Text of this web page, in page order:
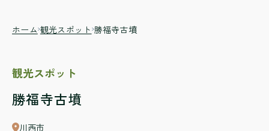
ホーム 観光スポット 勝福寺古墳
観光スポット
勝福寺古墳
川西市